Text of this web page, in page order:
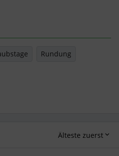
Rundung
Älteste zuerst